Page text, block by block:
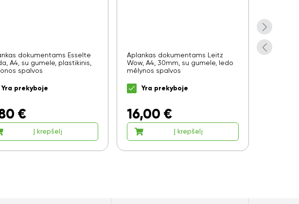
dokumentams Esselte
A4, su gumele, plastikinis,
spalvos
Yra prekyboje
€
Į krepšelį
Aplankas dokumentams Leitz
Wow, A4, 30mm, su gumele, ledo
mėlynos spalvos
Yra prekyboje
16,00 €
Į krepšelį